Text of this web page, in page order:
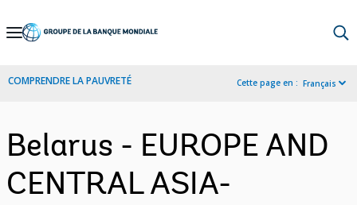
Skip
Navigation
COMPRENDRE LA PAUVRETÉ Cette page en : Français
Belarus - EUROPE AND
CENTRAL ASIA-